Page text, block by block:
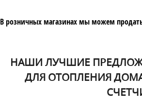
В розничных магазинах мы можем
НАШИ ЛУЧШИЕ
ДЛЯ ОТОПЛЕНИЯ